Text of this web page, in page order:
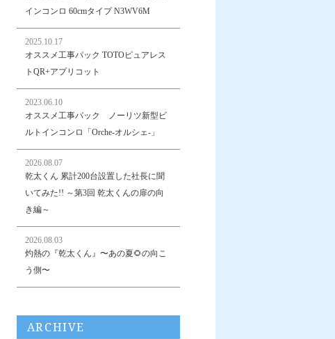
インコンロ 60cmタイプ N3WV6M
2025.10.17
オススメ工事パック TOTOピュアレス
トQR+アプリコット
2023.06.10
オススメ工事パック ノーリツ新型ビ
ルトインコンロ「Orche-オルシェ-」
2026.08.07
乾太くん 累計200台設置した社長に聞
いてみた!! ～第3回 乾太くんの扉の向
き編～
2026.08.03
灼熱の『乾太くん』〜あの夏🌻の向こ
う側〜
ARCHIVE